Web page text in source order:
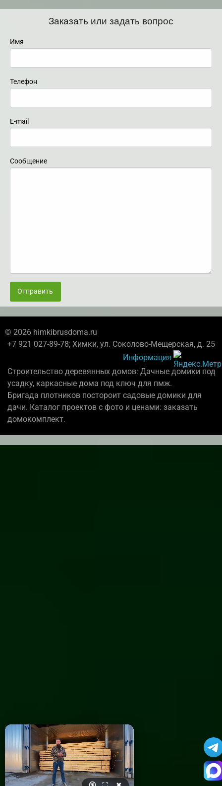
Заказать или задать вопрос
Имя
Телефон
E-mail
Сообщение
Отправить
© 2026 himkibrusdoma.ru
+7 921 027-89-78; Химки, ул. Соколово-Мещерская, д. 25
Информация
Строительство деревянных домов: Дачные домики под
усадку, каркасные дома под ключ для пмж.
Бригада плотников постороит садовые домики для
дачи. Каталог проектов с фото и ценами: заказать
домокомплект.